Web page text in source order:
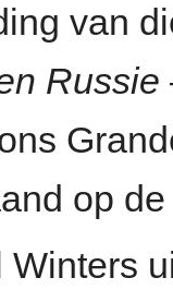
van
Russie
op
Winters